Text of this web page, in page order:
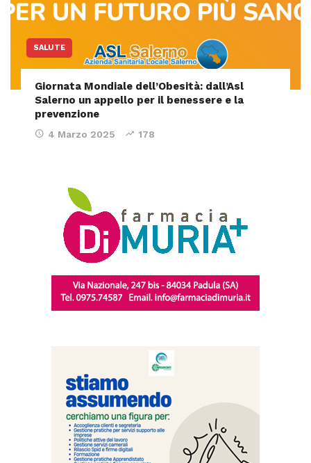
SALUTE
Giornata Mondiale dell’Obesità: dall’Asl
Salerno un appello per il benessere e la
prevenzione
4 Marzo 2025 178